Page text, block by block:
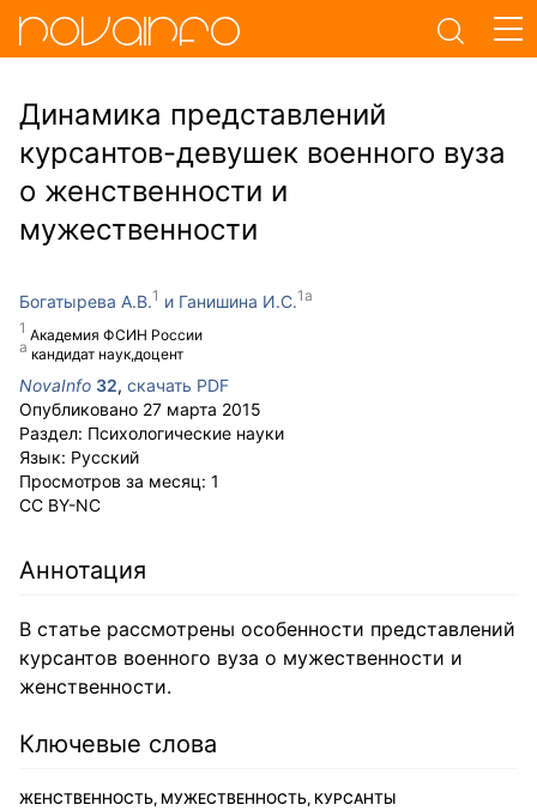
Динамика представлений
курсантов-девушек военного вуза
о женственности и
мужественности
Богатырева А.В.
Академия ФСИН России
Ганишина И.С.
кандидат наук,доцент
NovaInfo 32, скачать PDF
Опубликовано 27 марта 2015
Раздел: Психологические науки
Язык: Русский
Просмотров за месяц: 1
CC BY-NC
Аннотация
В статье рассмотрены особенности представлений
курсантов военного вуза о мужественности и
женственности.
Ключевые слова
ЖЕНСТВЕННОСТЬ, МУЖЕСТВЕННОСТЬ, КУРСАНТЫ